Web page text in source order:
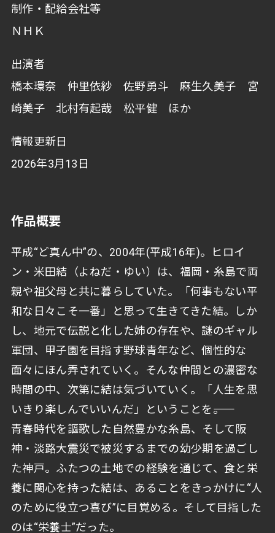
制作・配給会社等
ＮＨＫ
出演者
橋本環奈 仲里依紗 佐野勇斗 麻生久美子 宮
崎美子 北村有起哉 松平健 ほか
情報更新日
2026年3月13日
作品概要
平成“ど真ん中”の、2004年(平成16年)。ヒロイ
ン・米田結（よねだ・ゆい）は、福岡・糸島で両
親や祖父母と共に暮らしていた。「何事もない平
和な日々こそ一番」と思って生きてきた結。しか
し、地元で伝説と化した姉の存在や、謎のギャル
軍団、甲子園を目指す野球青年など、個性的な
面々にほん弄されていく。そんな仲間との濃密な
時間の中、次第に結は気づいていく。「人生を思
いきり楽しんでいいんだ」ということを――。
青春時代を謳歌した自然豊かな糸島、そして阪
神・淡路大震災で被災するまでの幼少期を過ごし
た神戸。ふたつの土地での経験を通じて、食と栄
養に関心を持った結は、あることをきっかけに“人
のために役立つ喜び”に目覚める。そして目指した
のは“栄養士”だった。